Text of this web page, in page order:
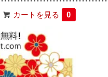
カートを見る 0